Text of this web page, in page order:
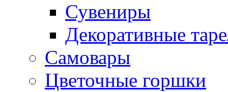
Сувениры
Декоративные
Самовары
Цветочные горшки